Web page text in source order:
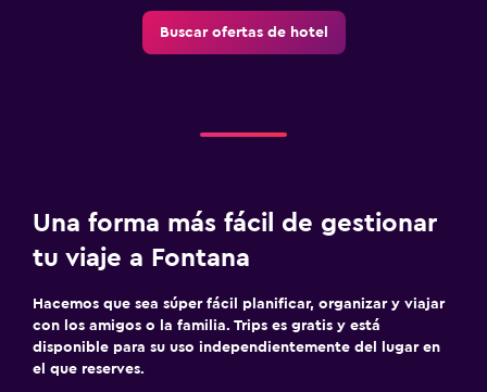
Buscar ofertas de hotel
Una forma más fácil de gestionar
tu viaje a Fontana
Hacemos que sea súper fácil planificar, organizar y viajar
con los amigos o la familia. Trips es gratis y está
disponible para su uso independientemente del lugar en
el que reserves.